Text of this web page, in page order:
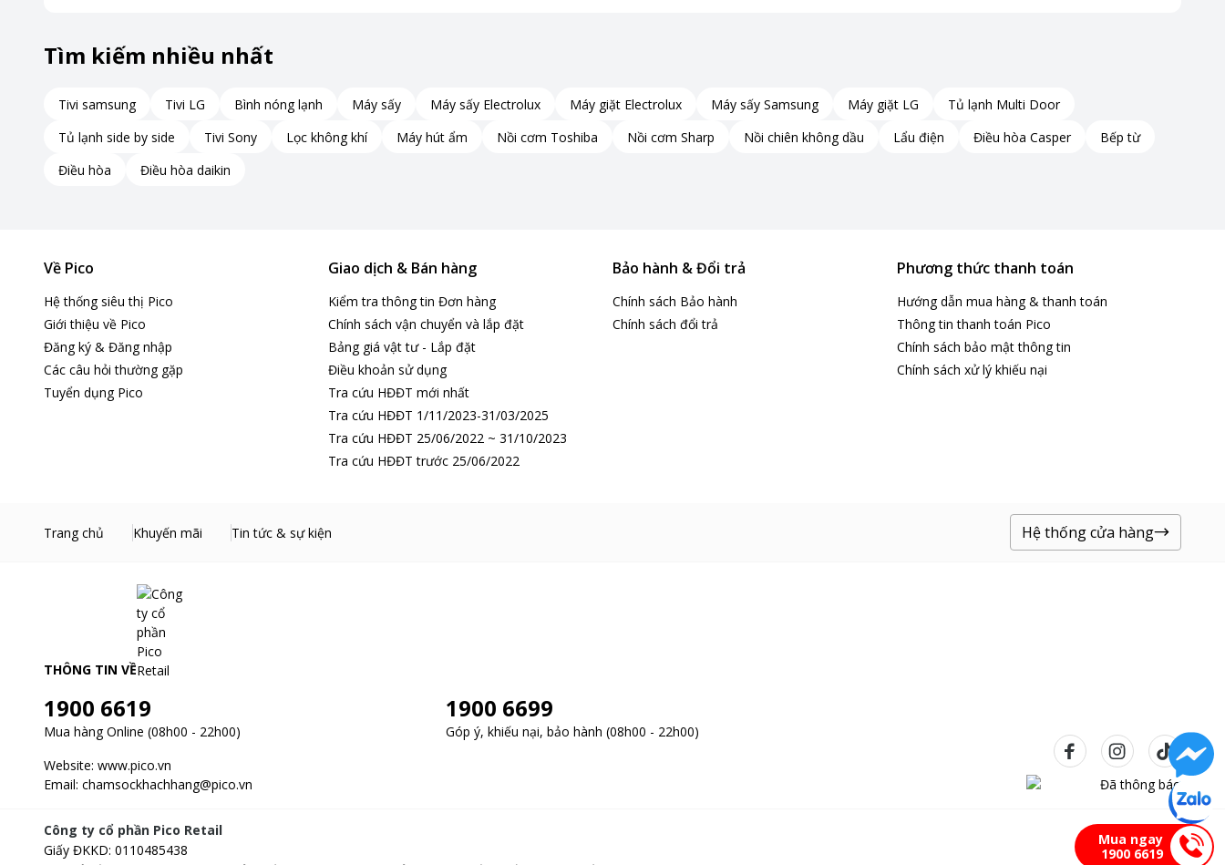
Mua ngay
1900 6619
Tìm kiếm nhiều nhất
Tivi samsung Tivi LG Bình nóng lạnh Máy sấy Máy sấy Electrolux Máy giặt Electrolux Máy sấy Samsung Máy giặt LG
Tủ lạnh Multi Door
Tủ lạnh side by side
Tivi Sony Lọc không khí Máy hút ẩm Nồi cơm Toshiba Nồi cơm Sharp Nồi chiên không dầu Lẩu điện Điều hòa Casper
Bếp từ
Điều hòa
Điều hòa daikin
Về Pico
Hệ thống siêu thị Pico
Giới thiệu về Pico
Đăng ký & Đăng nhập
Các câu hỏi thường gặp
Tuyển dụng Pico
Giao dịch & Bán hàng
Kiểm tra thông tin Đơn hàng
Chính sách vận chuyển và lắp đặt
Bảng giá vật tư - Lắp đặt
Điều khoản sử dụng
Tra cứu HĐĐT mới nhất
Tra cứu HĐĐT 1/11/2023-31/03/2025
Tra cứu HĐĐT 25/06/2022 ~ 31/10/2023
Tra cứu HĐĐT trước 25/06/2022
Bảo hành & Đổi trả
Chính sách Bảo hành
Chính sách đổi trả
Phương thức thanh toán
Hướng dẫn mua hàng & thanh toán
Thông tin thanh toán Pico
Chính sách bảo mật thông tin
Chính sách xử lý khiếu nại
Trang chủ Khuyến mãi Tin tức & sự kiện Hệ thống cửa hàng
THÔNG TIN VỀ
1900 6619
Mua hàng Online (08h00 - 22h00)
1900 6699
Góp ý, khiếu nại, bảo hành (08h00 - 22h00)
Website: www.pico.vn
Email: chamsockhachhang@pico.vn
Công ty cổ phần Pico Retail
Giấy ĐKKD: 0110485438